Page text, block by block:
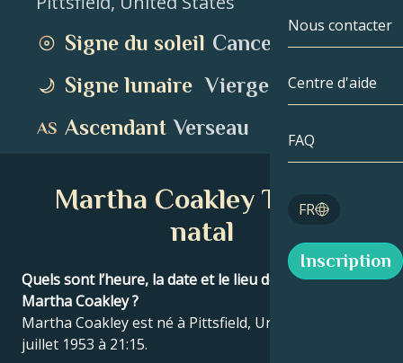
Cancer
Lion
Vierge
Sagittaire
Compatibilité
Tarot
Nombres
Nous contacter
Centre d'aide
FAQ
FR
English
Inscription
Signe du soleil Cancer
Signe lunaire Vierge
Ascendant Verseau
Martha Coakley Thème
natal
Quels sont l’heure, la date et le lieu de naissance de
Martha Coakley ?
Martha Coakley est né à Pittsfield, United States le 14
juillet 1953 à 21:15.